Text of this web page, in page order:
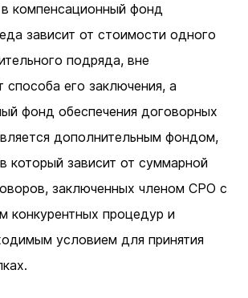
компенсационный фонд
зависит от стоимости одного
подряда, вне
способа его заключения, а
фонд обеспечения договорных
дополнительным фондом,
который зависит от суммарной
заключенных членом СРО с
конкурентных процедур и
условием для принятия